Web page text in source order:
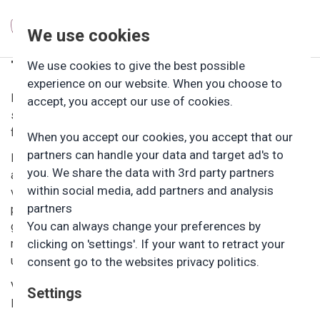
TILSYN MED FRISKOLENS UNDERVISNING
Der skal føres tilsyn med at undervisningen i en friskol,
som minimum står mål med, hvad man kan forvente i
folkeskolen.
Ifølge friskoleloven er det friskolens forældre, der har
ansvaret for tilsynet med friskolen. Friskoleforældrene
vælger en eller flere tilsynsførende til at foretage tilsynet. I
praksis foregår det ved et valg i forbindelse med
generalforsamlingen. Den tilsynsførende kommer på besøg
nogle gange i løbet af året og besøger skolen og følger
undervisningen.
Vores tilsynsførende i friskolen er Niels Christian Buch.
Niels Christian er genvalgt for en to-årig periode, skoleåret
We use cookies
We use cookies to give the best possible
experience on our website. When you choose to
accept, you accept our use of cookies.
When you accept our cookies, you accept that our
partners can handle your data and target ad's to
you. We share the data with 3rd party partners
within social media, add partners and analysis
partners
You can always change your preferences by
clicking on 'settings'. If your want to retract your
consent go to the websites privacy politics.
Settings